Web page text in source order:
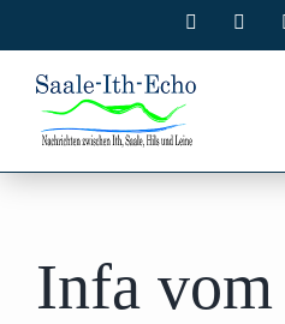
Inhalt
springen
Facebook
Infa